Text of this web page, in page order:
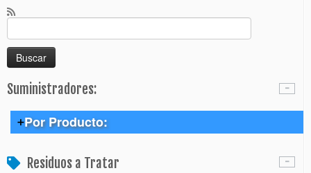
Suministradores:
Por Producto:
> Cuero
Residuos a Tratar